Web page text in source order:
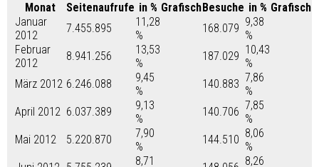
Monat Seitenaufrufe in % GrafischBesuche in % Grafisch
Januar
2012
7.455.895
11,28
%
168.079 9,38
%
Februar
2012
8.941.256
13,53
%
187.029 10,43
%
März 2012 6.246.088
9,45
%
140.883 7,86
%
April 2012 6.037.389
9,13
%
140.706 7,85
%
Mai 2012
5.220.870
7,90
%
144.510 8,06
%
8,71
8,26